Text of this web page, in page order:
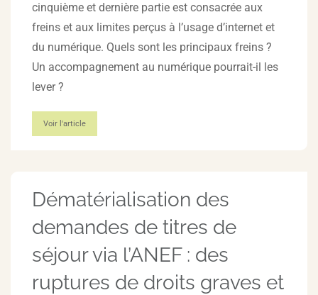
cinquième et dernière partie est consacrée aux
freins et aux limites perçus à l’usage d’internet et
du numérique. Quels sont les principaux freins ?
Un accompagnement au numérique pourrait-il les
lever ?
Voir l'article
Dématérialisation des
demandes de titres de
séjour via l’ANEF : des
ruptures de droits graves et